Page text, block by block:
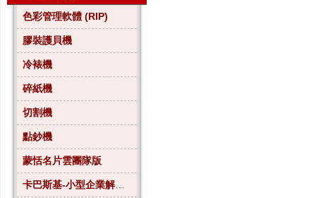
色彩管理軟體 (RIP)
膠裝護貝機
冷裱機
碎紙機
切割機
點鈔機
蒙恬名片雲團隊版
卡巴斯基-小型企業解決方案4